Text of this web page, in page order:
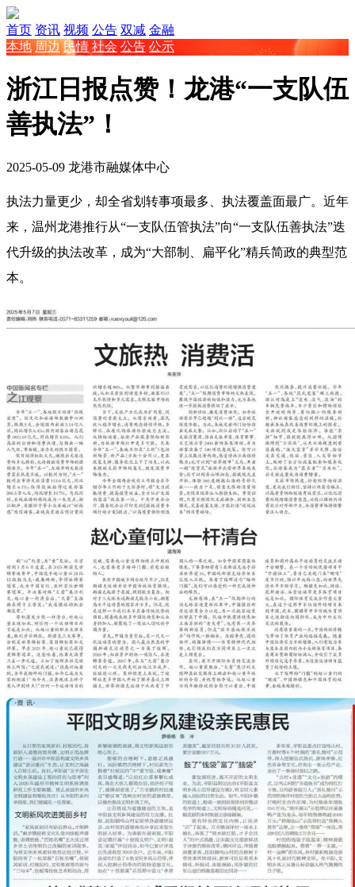
首页 资讯 视频 公告 双减 金融
本地 周边 民情 社会 公告 公示
浙江日报点赞！龙港“一支队伍
善执法”！
2025-05-09 龙港市融媒体中心
执法力量更少，却全省划转事项最多、执法覆盖面最广。近年
来，温州龙港推行从“一支队伍管执法”向“一支队伍善执法”迭
代升级的执法改革，成为“大部制、扁平化”精兵简政的典型范
本。